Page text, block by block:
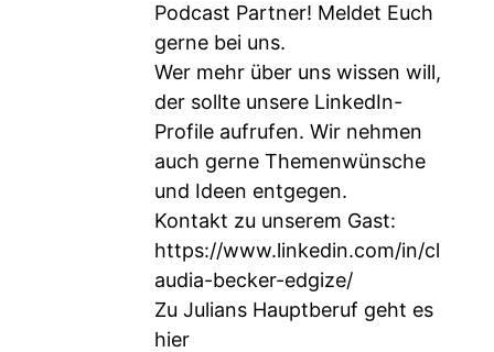
Podcast Partner! Meldet Euch
gerne bei uns.
Wer mehr über uns wissen will,
der sollte unsere LinkedIn-
Profile aufrufen. Wir nehmen
auch gerne Themenwünsche
und Ideen entgegen.
Kontakt zu unserem Gast:
https://www.linkedin.com/in/cl
audia-becker-edgize/
Zu Julians Hauptberuf geht es
hier